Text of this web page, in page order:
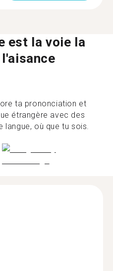
est la voie la
ta prononciation et
étrangère avec des
langue, où que tu sois.